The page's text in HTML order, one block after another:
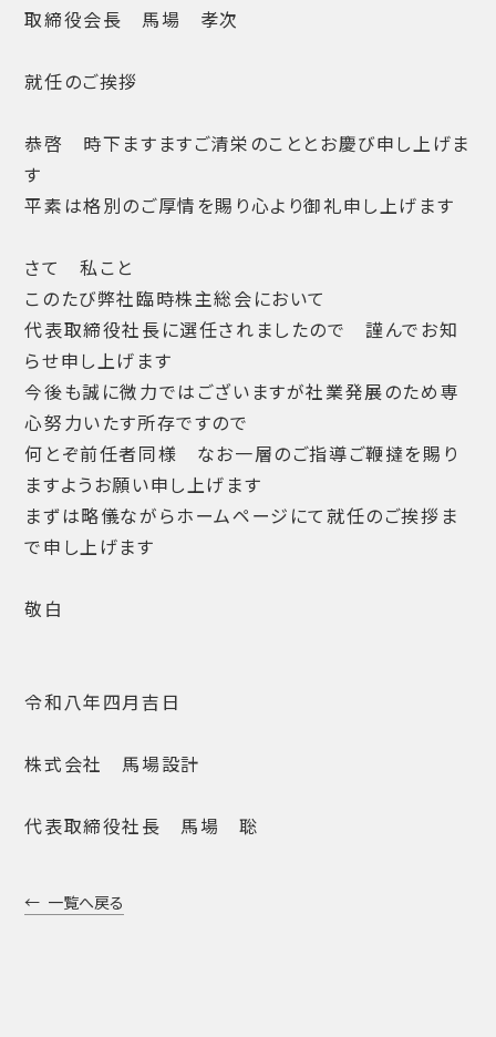
取締役会長 馬場 孝次
就任のご挨拶
恭啓 時下ますますご清栄のこととお慶び申し上げま
す
平素は格別のご厚情を賜り心より御礼申し上げます
さて 私こと
このたび弊社臨時株主総会において
代表取締役社長に選任されましたので 謹んでお知
らせ申し上げます
今後も誠に微力ではございますが社業発展のため専
心努力いたす所存ですので
何とぞ前任者同様 なお一層のご指導ご鞭撻を賜り
ますようお願い申し上げます
まずは略儀ながらホームページにて就任のご挨拶ま
で申し上げます
敬白
令和八年四月吉日
株式会社 馬場設計
代表取締役社長 馬場 聡
一覧へ戻る